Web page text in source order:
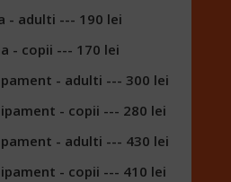
- adulti --- 190 lei
- copii --- 170 lei
- adulti --- 300 lei
- copii --- 280 lei
- adulti --- 430 lei
- copii --- 410 lei